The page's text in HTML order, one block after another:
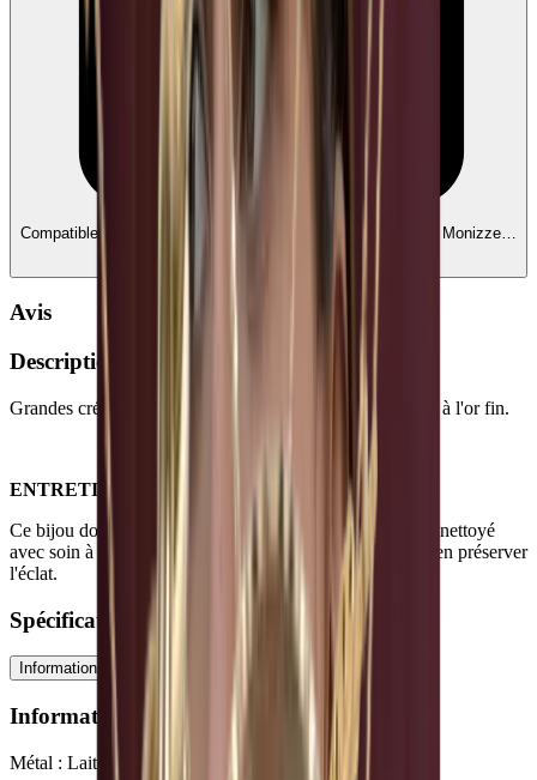
Compatible avec Ecochèques et Chèques-cadeaux
Edenred, Monizze…
Avis
Description
Grandes créoles ornées de délicates petites boules dorées à l'or fin.
ENTRETIEN
Ce bijou doit être conservé dans un endroit frais et sec et nettoyé
avec soin à l'aide d'un chiffon doux et non abrasif afin d'en préserver
l'éclat.
Spécifications
Informations techniques
Informations techniques
Métal : Laiton doré à l'or fin 24 carats